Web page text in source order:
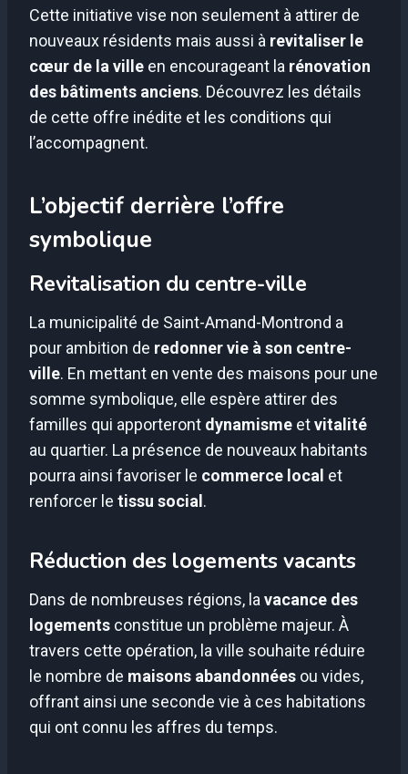
Cette initiative vise non seulement à attirer de
nouveaux résidents mais aussi à revitaliser le
cœur de la ville en encourageant la rénovation
des bâtiments anciens. Découvrez les détails
de cette offre inédite et les conditions qui
l’accompagnent.
L’objectif derrière l’offre
symbolique
Revitalisation du centre-ville
La municipalité de Saint-Amand-Montrond a
pour ambition de redonner vie à son centre-
ville. En mettant en vente des maisons pour une
somme symbolique, elle espère attirer des
familles qui apporteront dynamisme etvitalité
au quartier. La présence de nouveaux habitants
pourra ainsi favoriser le commerce local et
renforcer le tissu social .
Réduction des logements vacants
Dans de nombreuses régions, la vacance des
logements constitue un problème majeur. À
travers cette opération, la ville souhaite réduire
le nombre de maisons abandonnées ou vides,
offrant ainsi une seconde vie à ces habitations
qui ont connu les affres du temps.